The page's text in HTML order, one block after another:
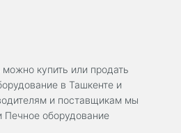
купить или продать
в Ташкенте и
и поставщикам мы
Печное оборудование